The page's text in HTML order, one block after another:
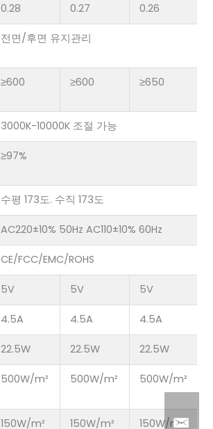
0.28 0.27 0.26
전면/후면 유지관리
≥600 ≥600 ≥650
3000K-10000K 조절 가능
≥97%
수평 173도. 수직 173도
AC220±10% 50Hz AC110±10% 60Hz
CE/FCC/EMC/ROHS
5V 5V 5V
4.5A 4.5A 4.5A
22.5W 22.5W 22.5W
500W/m² 500W/m² 500W/m²
150W/m² 150W/m² 150W/m²